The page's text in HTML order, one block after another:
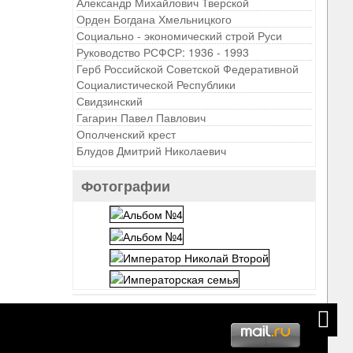
Орден Богдана Хмельницкого
Социально - экономический строй Руси
Руководство РСФСР: 1936 - 1993
Герб Российской Советской Федеративной
Социалистической Республики
Свидзинский
Гагарин Павел Павлович
Ополченский крест
Блудов Дмитрий Николаевич
Фотографии